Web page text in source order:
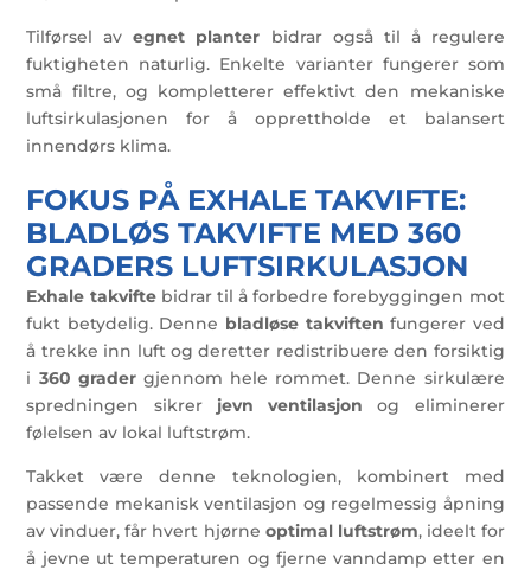
Tilførsel avegnet planter bidrar også til å regulere
fuktigheten naturlig. Enkelte varianter fungerer som
små filtre, og kompletterer effektivt den mekaniske
luftsirkulasjonen for å opprettholde et balansert
innendørs klima.
FOKUS PÅ EXHALE TAKVIFTE:
BLADLØS TAKVIFTE MED 360
GRADERS LUFTSIRKULASJON
Exhale takviftebidrar til å forbedre forebyggingen mot
fukt betydelig. Denne bladløse takviften fungerer ved
å trekke inn luft og deretter redistribuere den forsiktig
i 360 gradergjennom hele rommet. Denne sirkulære
spredningen sikrer jevn ventilasjon og eliminerer
følelsen av lokal luftstrøm.
Takket være denne teknologien, kombinert med
passende mekanisk ventilasjon og regelmessig åpning
av vinduer, får hvert hjørne optimal luftstrøm, ideelt for
å jevne ut temperaturen og fjerne vanndamp etter en